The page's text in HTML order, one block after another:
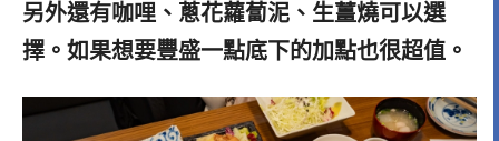
另外還有咖哩、蔥花蘿蔔泥、生薑燒可以選
擇。如果想要豐盛一點底下的加點也很超值。